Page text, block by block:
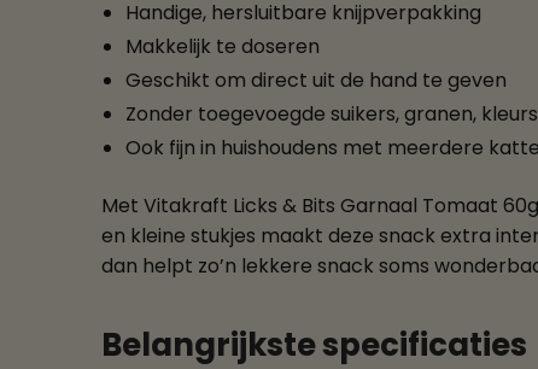
Handige, hersluitbare knijpverpakking
Makkelijk te doseren
Geschikt om direct uit de hand te geven
Zonder toegevoegde suikers, granen,
Ook fijn in huishoudens met meerdere
Met Vitakraft Licks & Bits Garnaal Tomaat
en kleine stukjes maakt deze snack extra
dan helpt zo’n lekkere snack soms
Belangrijkste specificaties